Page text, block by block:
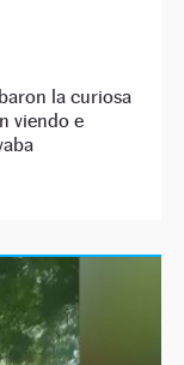
la curiosa
viendo e